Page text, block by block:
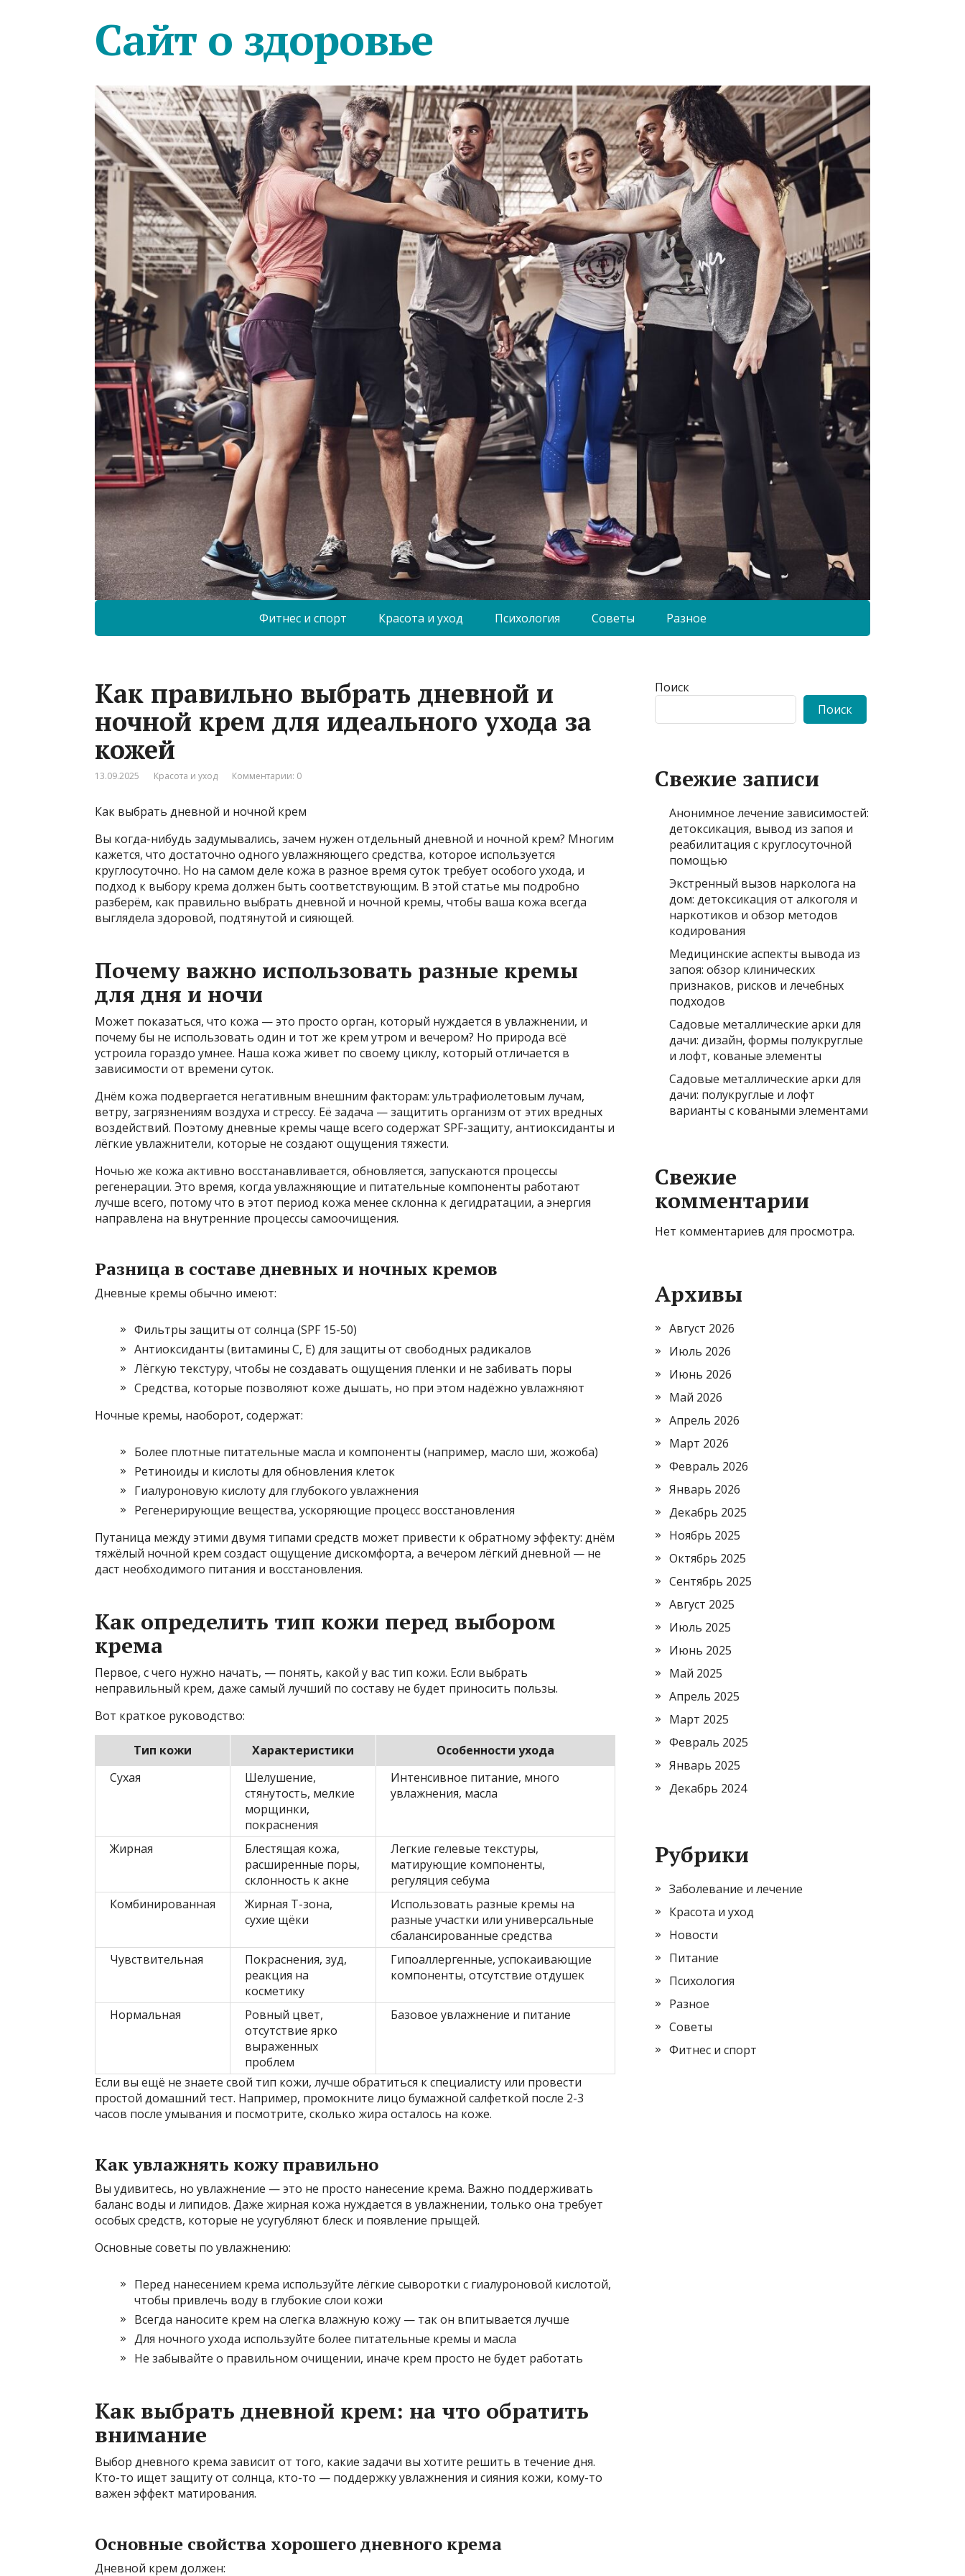
Сайт о здоровье
Фитнес и спорт Красота и уход Психология Советы Разное
Как правильно выбрать дневной и
ночной крем для идеального ухода за
кожей
13.09.2025 Красота и уход Комментарии: 0
Как выбрать дневной и ночной крем
Вы когда-нибудь задумывались, зачем нужен отдельный дневной и ночной крем? Многим
кажется, что достаточно одного увлажняющего средства, которое используется
круглосуточно. Но на самом деле кожа в разное время суток требует особого ухода, и
подход к выбору крема должен быть соответствующим. В этой статье мы подробно
разберём, как правильно выбрать дневной и ночной кремы, чтобы ваша кожа всегда
выглядела здоровой, подтянутой и сияющей.
Почему важно использовать разные кремы
для дня и ночи
Может показаться, что кожа — это просто орган, который нуждается в увлажнении, и
почему бы не использовать один и тот же крем утром и вечером? Но природа всё
устроила гораздо умнее. Наша кожа живет по своему циклу, который отличается в
зависимости от времени суток.
Днём кожа подвергается негативным внешним факторам: ультрафиолетовым лучам,
ветру, загрязнениям воздуха и стрессу. Её задача — защитить организм от этих вредных
воздействий. Поэтому дневные кремы чаще всего содержат SPF-защиту, антиоксиданты и
лёгкие увлажнители, которые не создают ощущения тяжести.
Ночью же кожа активно восстанавливается, обновляется, запускаются процессы
регенерации. Это время, когда увлажняющие и питательные компоненты работают
лучше всего, потому что в этот период кожа менее склонна к дегидратации, а энергия
направлена на внутренние процессы самоочищения.
Разница в составе дневных и ночных кремов
Дневные кремы обычно имеют:
Фильтры защиты от солнца (SPF 15-50)
Антиоксиданты (витамины С, Е) для защиты от свободных радикалов
Лёгкую текстуру, чтобы не создавать ощущения пленки и не забивать поры
Средства, которые позволяют коже дышать, но при этом надёжно увлажняют
Ночные кремы, наоборот, содержат:
Более плотные питательные масла и компоненты (например, масло ши, жожоба)
Ретиноиды и кислоты для обновления клеток
Гиалуроновую кислоту для глубокого увлажнения
Регенерирующие вещества, ускоряющие процесс восстановления
Путаница между этими двумя типами средств может привести к обратному эффекту: днём
тяжёлый ночной крем создаст ощущение дискомфорта, а вечером лёгкий дневной — не
даст необходимого питания и восстановления.
Как определить тип кожи перед выбором
крема
Первое, с чего нужно начать, — понять, какой у вас тип кожи. Если выбрать
неправильный крем, даже самый лучший по составу не будет приносить пользы.
Вот краткое руководство:
Тип кожи Характеристики
Особенности ухода
Сухая
Шелушение,
стянутость, мелкие
морщинки,
покраснения
Интенсивное питание, много
увлажнения, масла
Жирная
Блестящая кожа,
расширенные поры,
склонность к акне
Легкие гелевые текстуры,
матирующие компоненты,
регуляция себума
Комбинированная
Жирная Т-зона,
сухие щёки
Использовать разные кремы на
разные участки или универсальные
сбалансированные средства
Чувствительная
Покраснения, зуд,
реакция на
косметику
Гипоаллергенные, успокаивающие
компоненты, отсутствие отдушек
Нормальная
Ровный цвет,
отсутствие ярко
выраженных
проблем
Базовое увлажнение и питание
Если вы ещё не знаете свой тип кожи, лучше обратиться к специалисту или провести
простой домашний тест. Например, промокните лицо бумажной салфеткой после 2-3
часов после умывания и посмотрите, сколько жира осталось на коже.
Как увлажнять кожу правильно
Вы удивитесь, но увлажнение — это не просто нанесение крема. Важно поддерживать
баланс воды и липидов. Даже жирная кожа нуждается в увлажнении, только она требует
особых средств, которые не усугубляют блеск и появление прыщей.
Основные советы по увлажнению:
Перед нанесением крема используйте лёгкие сыворотки с гиалуроновой кислотой,
чтобы привлечь воду в глубокие слои кожи
Всегда наносите крем на слегка влажную кожу — так он впитывается лучше
Для ночного ухода используйте более питательные кремы и масла
Не забывайте о правильном очищении, иначе крем просто не будет работать
Как выбрать дневной крем: на что обратить
внимание
Выбор дневного крема зависит от того, какие задачи вы хотите решить в течение дня.
Кто-то ищет защиту от солнца, кто-то — поддержку увлажнения и сияния кожи, кому-то
важен эффект матирования.
Основные свойства хорошего дневного крема
Дневной крем должен:
Поиск
Поиск
Свежие записи
Анонимное лечение зависимостей:
детоксикация, вывод из запоя и
реабилитация с круглосуточной
помощью
Экстренный вызов нарколога на
дом: детоксикация от алкоголя и
наркотиков и обзор методов
кодирования
Медицинские аспекты вывода из
запоя: обзор клинических
признаков, рисков и лечебных
подходов
Садовые металлические арки для
дачи: дизайн, формы полукруглые
и лофт, кованые элементы
Садовые металлические арки для
дачи: полукруглые и лофт
варианты с коваными элементами
Свежие
комментарии
Нет комментариев для просмотра.
Архивы
Август 2026
Июль 2026
Июнь 2026
Май 2026
Апрель 2026
Март 2026
Февраль 2026
Январь 2026
Декабрь 2025
Ноябрь 2025
Октябрь 2025
Сентябрь 2025
Август 2025
Июль 2025
Июнь 2025
Май 2025
Апрель 2025
Март 2025
Февраль 2025
Январь 2025
Декабрь 2024
Рубрики
Заболевание и лечение
Красота и уход
Новости
Питание
Психология
Разное
Советы
Фитнес и спорт